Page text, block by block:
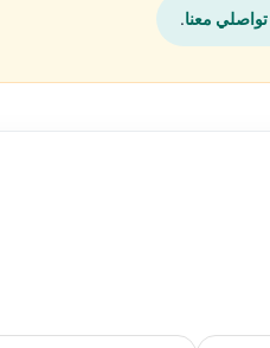
تواصلي معنا.